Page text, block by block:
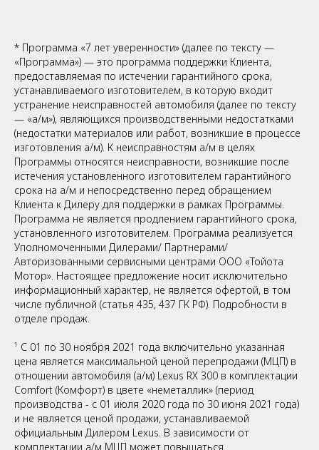
* Программа «7 лет уверенности» (далее по тексту —
«Программа») — это программа поддержки Клиента,
предоставляемая по истечении гарантийного срока,
устанавливаемого изготовителем, в которую входит
устранение неисправностей автомобиля (далее по тексту
— «а/м»), являющихся производственными недостатками
(недостатки материалов или работ, возникшие в процессе
изготовления а/м). К неисправностям а/м в целях
Программы относятся неисправности, возникшие после
истечения установленного изготовителем гарантийного
срока на а/м и непосредственно перед обращением
Клиента к Дилеру для поддержки в рамках Программы.
Программа не является продлением гарантийного срока,
установленного изготовителем. Программа реализуется
Уполномоченными Дилерами/ Партнерами/
Авторизованными сервисными центрами ООО «Тойота
Мотор». Настоящее предложение носит исключительно
информационный характер, не является офертой, в том
числе публичной (статья 435, 437 ГК РФ). Подробности в
отделе продаж.
¹ С 01 по 30 ноября 2021 года включительно указанная
цена является максимальной ценой перепродажи (МЦП) в
отношении автомобиля (а/м) Lexus RX 300 в комплектации
Comfort (Комфорт) в цвете «неметаллик» (период
производства - с 01 июля 2020 года по 30 июня 2021 года)
и не является ценой продажи, устанавливаемой
официальным Дилером Lexus. В зависимости от
комплектации а/м МЦП может повышаться.